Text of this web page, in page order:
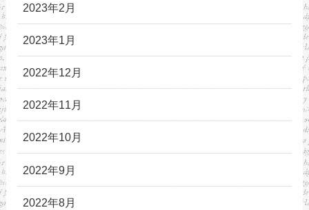
2023年2月
2023年1月
2022年12月
2022年11月
2022年10月
2022年9月
2022年8月